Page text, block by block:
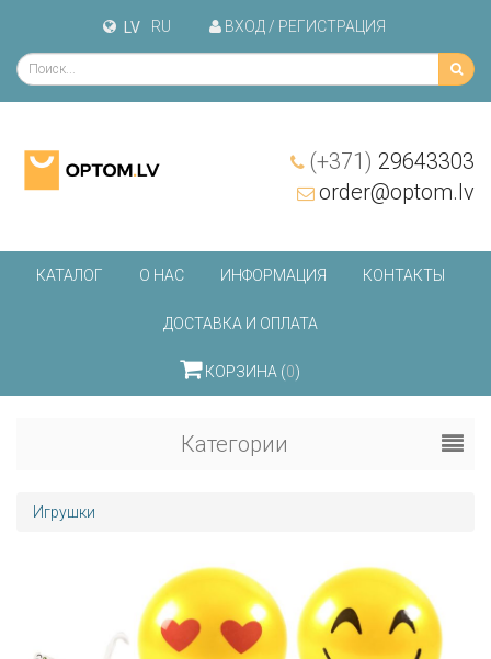
LV RU ВХОД / PЕГИСТРАЦИЯ
(+371) 29643303
order@optom.lv
КАТАЛОГ О НАС ИНФОРМАЦИЯ КОНТАКТЫ
ДОСТАВКА И ОПЛАТА
КОРЗИНА (0)
Категории
Игрушки